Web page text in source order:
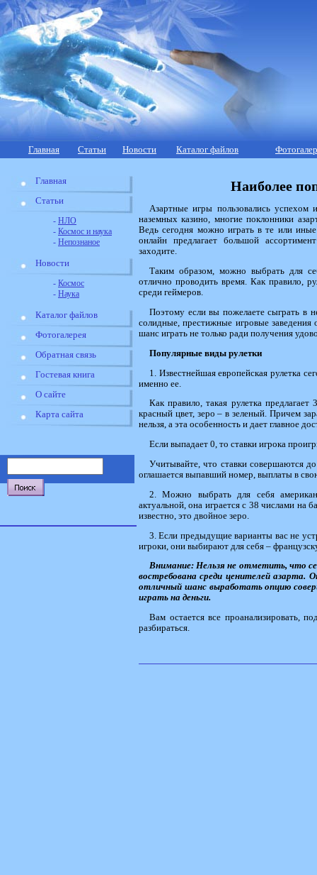
Главная Статьи Новости Каталог файлов
Главная
Статьи
- НЛО
- Космос и наука
- Непознаное
Новости
- Космос
- Наука
Каталог файлов
Фотогалерея
Обратная связь
Гостевая книга
О сайте
Карта сайта
Наиболее
Азартные игры пользовались
наземных казино, многие поклонники
Ведь сегодня можно играть в те или
онлайн предлагает большой
заходите.
Таким образом, можно выбрать для
отлично проводить время. Как правило,
среди геймеров.
Поэтому если вы пожелаете сыграть в
солидные, престижные игровые заведения
шанс играть не только ради получения
Популярные виды рулетки
1. Известнейшая европейская рулетка
именно ее.
Как правило, такая рулетка
красный цвет, зеро – в зеленый. Причем
нельзя, а эта особенность и дает главное
Если выпадает 0, то ставки игрока
Учитывайте, что ставки совершаются
оглашается выпавший номер, выплаты в
2. Можно выбрать для себя
актуальной, она играется с 38 числами на
известно, это двойное зеро.
3. Если предыдущие варианты вас не
игроки, они выбирают для себя –
Внимание: Нельзя не отметить, что
востребована среди ценителей
отличный шанс выработать опцию
играть на деньги.
Вам остается все проанализировать,
разбираться.